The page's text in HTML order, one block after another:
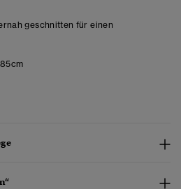
geschnitten für einen